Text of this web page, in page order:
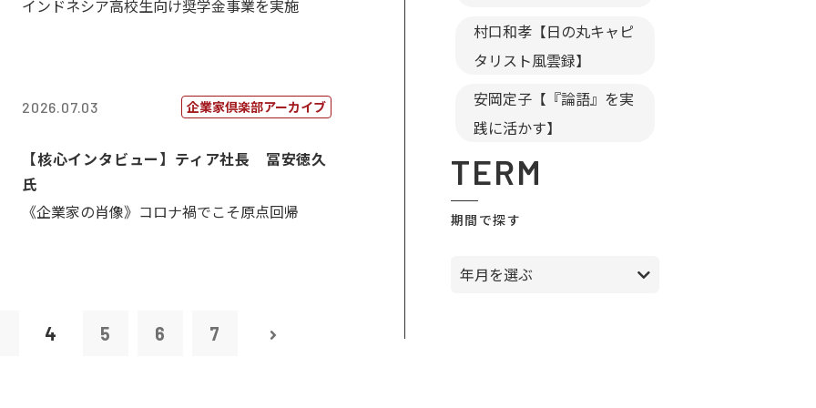
インドネシア高校生向け奨学金事業を実施
2026.07.03 企業家倶楽部アーカイブ
【核心インタビュー】ティア社長 冨安徳久
氏
《企業家の肖像》コロナ禍でこそ原点回帰
4 5 6 7
村口和孝【日の丸キャピ
タリスト風雲録】
安岡定子【『論語』を実
践に活かす】
TERM
期間で探す
年月を選ぶ